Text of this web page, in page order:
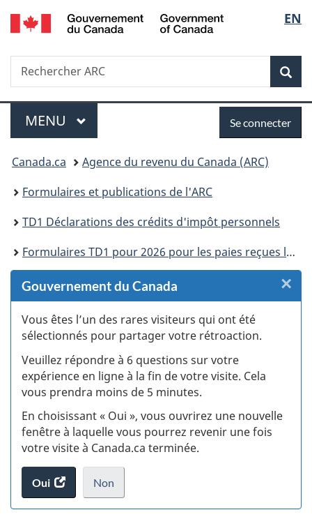
Passer
au
Passer
au
Passer
à
du
Passer
à
simplifiée
de
la
EN
Recherche
Rechercher
ARC
Menu
MENU PRINCIPAL
connecter
Se connecter
Vous
êtes
ici :
Canada.ca
Agence du revenu du Canada (ARC)
Formulaires et publications de l'ARC
TD1 Déclarations des crédits d'impôt personnels
Formulaires TD1 pour 2026 pour les paies reçues le 1er janvier 2026 ou après
Gouvernement du Canada
Vous êtes l’un des rares visiteurs qui ont été
sélectionnés pour partager votre rétroaction.
Veuillez répondre à 6 questions sur votre
expérience en ligne à la fin de votre visite. Cela
vous prendra moins de 5 minutes.
En choisissant « Oui », vous ouvrirez une nouvelle
fenêtre à laquelle vous pourrez revenir une fois
votre visite à Canada.ca terminée.
Oui
accéder
au
Non
je
.
×